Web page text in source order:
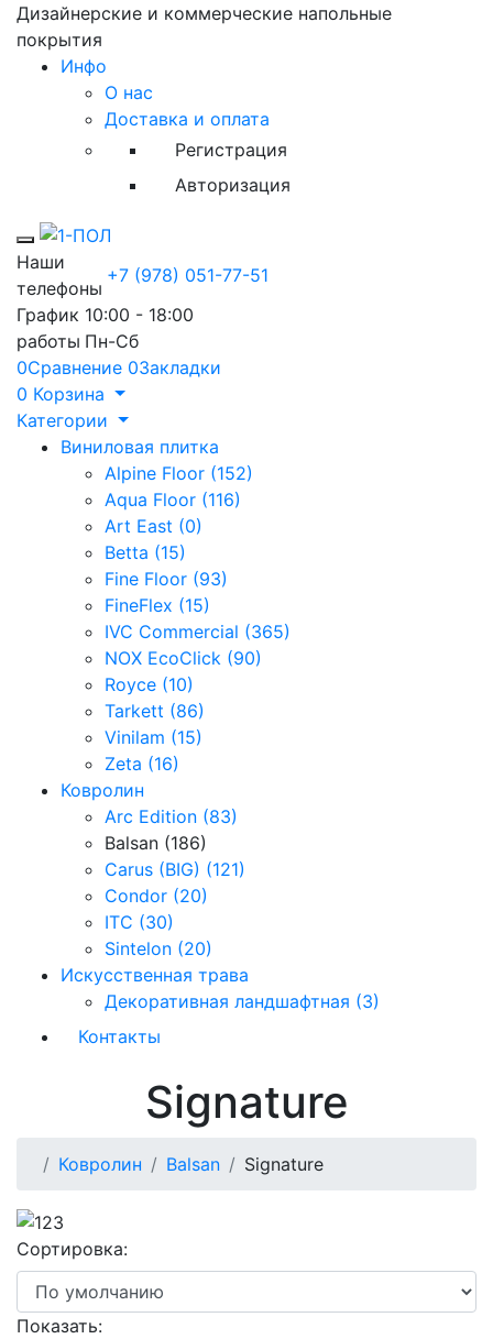
Дизайнерские и коммерческие напольные
покрытия
Инфо
О нас
Доставка и оплата
Регистрация
Авторизация
Toggle mobile menu
Наши
телефоны
+7 (978) 051-77-51
График
работы
10:00 - 18:00
Пн-Сб
0Сравнение 0Закладки
0 Корзина
Категории
Виниловая плитка
Alpine Floor (152)
Aqua Floor (116)
Art East (0)
Betta (15)
Fine Floor (93)
FineFlex (15)
IVC Commercial (365)
NOX EcoClick (90)
Royce (10)
Tarkett (86)
Vinilam (15)
Zeta (16)
Ковролин
Arc Edition (83)
Balsan (186)
Carus (BIG) (121)
Condor (20)
ITC (30)
Sintelon (20)
Искусственная трава
Декоративная ландшафтная (3)
Контакты
Signature
Ковролин Balsan Signature
Сортировка:
Показать: